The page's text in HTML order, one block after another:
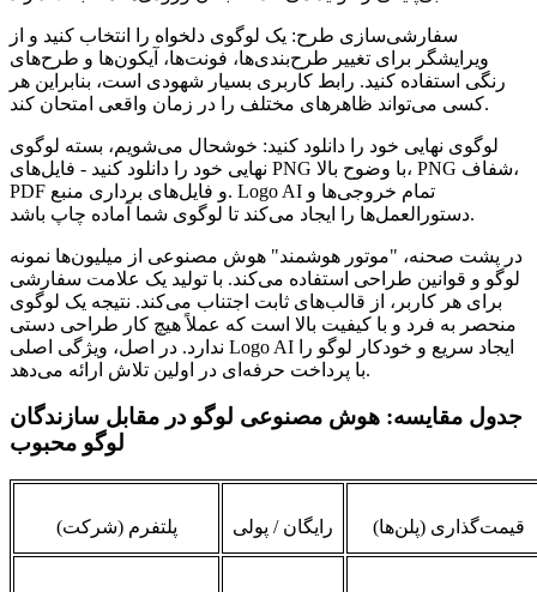
سفارشی‌سازی طرح: یک لوگوی دلخواه را انتخاب کنید و از
ویرایشگر برای تغییر طرح‌بندی‌ها، فونت‌ها، آیکون‌ها و طرح‌های
رنگی استفاده کنید. رابط کاربری بسیار شهودی است، بنابراین هر
کسی می‌تواند ظاهرهای مختلف را در زمان واقعی امتحان کند.
لوگوی نهایی خود را دانلود کنید: خوشحال می‌شویم، بسته لوگوی
نهایی خود را دانلود کنید - فایل‌های PNG با وضوح بالا، PNG شفاف،
PDF و فایل‌های برداری منبع. Logo AI تمام خروجی‌ها و
دستورالعمل‌ها را ایجاد می‌کند تا لوگوی شما آماده چاپ باشد.
در پشت صحنه، "موتور هوشمند" هوش مصنوعی از میلیون‌ها نمونه
لوگو و قوانین طراحی استفاده می‌کند. با تولید یک علامت سفارشی
برای هر کاربر، از قالب‌های ثابت اجتناب می‌کند. نتیجه یک لوگوی
منحصر به فرد و با کیفیت بالا است که عملاً هیچ کار طراحی دستی
ندارد. در اصل، ویژگی اصلی Logo AI ایجاد سریع و خودکار لوگو را
با پرداخت حرفه‌ای در اولین تلاش ارائه می‌دهد.
جدول مقایسه: هوش مصنوعی لوگو در مقابل سازندگان
لوگو محبوب
پلتفرم (شرکت) رایگان / پولی قیمت‌گذاری (پلن‌ها)